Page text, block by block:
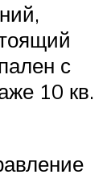
с
10 кв.